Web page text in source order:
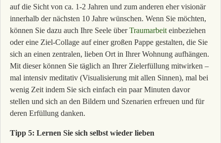
auf die Sicht von ca. 1-2 Jahren und zum anderen eher visionär
innerhalb der nächsten 10 Jahre wünschen. Wenn Sie möchten,
können Sie dazu auch Ihre Seele überTraumarbeiteinbeziehen
oder eine Ziel-Collage auf einer großen Pappe gestalten, die Sie
sich an einen zentralen, lieben Ort in Ihrer Wohnung aufhängen.
Mit dieser können Sie täglich an Ihrer Zielerfüllung mitwirken –
mal intensiv meditativ (Visualisierung mit allen Sinnen), mal bei
wenig Zeit indem Sie sich einfach ein paar Minuten davor
stellen und sich an den Bildern und Szenarien erfreuen und für
deren Erfüllung danken.
Tipp 5: Lernen Sie sich selbst wieder lieben